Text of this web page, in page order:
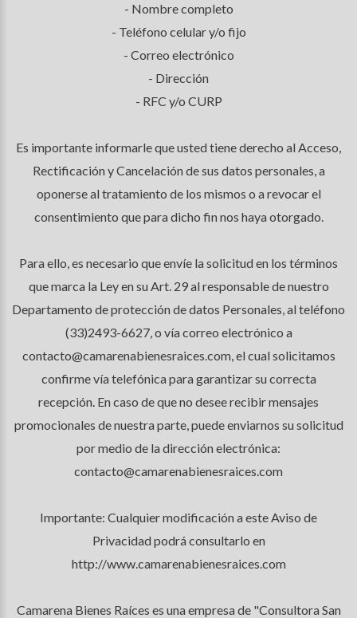
- Nombre completo
- Teléfono celular y/o fijo
- Correo electrónico
- Dirección
- RFC y/o CURP
Es importante informarle que usted tiene derecho al Acceso,
Rectificación y Cancelación de sus datos personales, a
oponerse al tratamiento de los mismos o a revocar el
consentimiento que para dicho fin nos haya otorgado.
Para ello, es necesario que envíe la solicitud en los términos
que marca la Ley en su Art. 29 al responsable de nuestro
Departamento de protección de datos Personales, al teléfono
(33)2493-6627, o vía correo electrónico a
contacto@camarenabienesraices.com, el cual solicitamos
confirme vía telefónica para garantizar su correcta
recepción. En caso de que no desee recibir mensajes
promocionales de nuestra parte, puede enviarnos su solicitud
por medio de la dirección electrónica:
contacto@camarenabienesraices.com
Importante: Cualquier modificación a este Aviso de
Privacidad podrá consultarlo en
http://www.camarenabienesraices.com
Camarena Bienes Raíces es una empresa de "Consultora San